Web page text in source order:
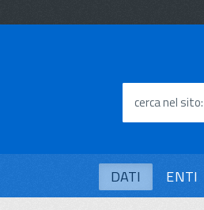
cerca nel sito
DATI ENTI